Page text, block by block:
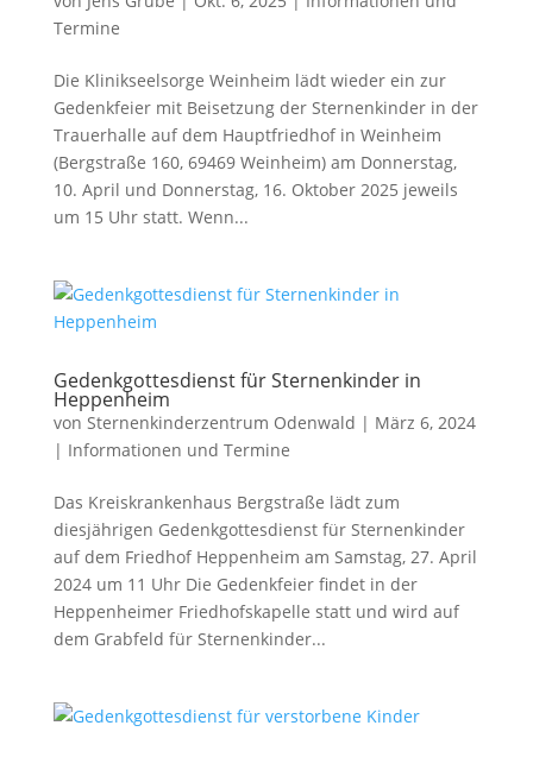
Termine
Die Klinikseelsorge Weinheim lädt wieder ein zur
Gedenkfeier mit Beisetzung der Sternenkinder in der
Trauerhalle auf dem Hauptfriedhof in Weinheim
(Bergstraße 160, 69469 Weinheim) am Donnerstag,
10. April und Donnerstag, 16. Oktober 2025 jeweils
um 15 Uhr statt. Wenn...
Gedenkgottesdienst für Sternenkinder in
Heppenheim
von Sternenkinderzentrum Odenwald | März 6, 2024
| Informationen und Termine
Das Kreiskrankenhaus Bergstraße lädt zum
diesjährigen Gedenkgottesdienst für Sternenkinder
auf dem Friedhof Heppenheim am Samstag, 27. April
2024 um 11 Uhr Die Gedenkfeier findet in der
Heppenheimer Friedhofskapelle statt und wird auf
dem Grabfeld für Sternenkinder...